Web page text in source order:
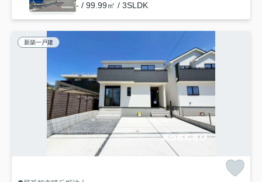
- / 99.99㎡ / 3SLDK
新築一戸建